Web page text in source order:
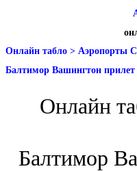
Онлайн табло > Аэропорты
Балтимор Вашингтон прилет
Онлайн
Балтимор